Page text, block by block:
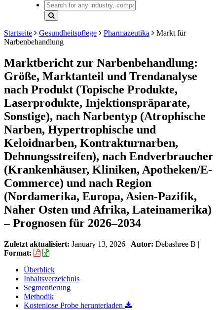
Startseite Gesundheitspflege Pharmazeutika
Markt für
Narbenbehandlung
Marktbericht zur Narbenbehandlung:
Größe, Marktanteil und Trendanalyse
nach Produkt (Topische Produkte,
Laserprodukte, Injektionspräparate,
Sonstige), nach Narbentyp (Atrophische
Narben, Hypertrophische und
Keloidnarben, Kontrakturnarben,
Dehnungsstreifen), nach Endverbraucher
(Krankenhäuser, Kliniken, Apotheken/E-
Commerce) und nach Region
(Nordamerika, Europa, Asien-Pazifik,
Naher Osten und Afrika, Lateinamerika)
– Prognosen für 2026–2034
Zuletzt aktualisiert: January 13, 2026 | Autor: Debashree B |
Format:
Überblick
Inhaltsverzeichnis
Segmentierung
Methodik
Kostenlose Probe herunterladen